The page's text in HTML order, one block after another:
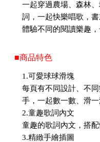
一起穿過農場、森林
詞，一起快樂唱歌，
體驗不同的閱讀樂趣，
■商品特色
1.可愛球球滑塊
每頁有不同設計、不
手，一起數一數、滑一
2.童趣歌詞內文
童趣的歌詞內文，搭
3.精緻手繪插圖